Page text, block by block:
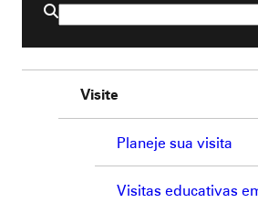
Buscar
por:
Visite
Planeje sua visita
Visitas educativas